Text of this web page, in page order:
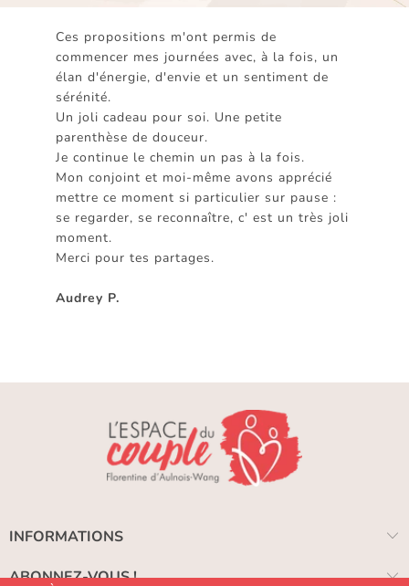
Ces propositions m'ont permis de
commencer mes journées avec, à la fois, un
élan d'énergie, d'envie et un sentiment de
sérénité.
Un joli cadeau pour soi. Une petite
parenthèse de douceur.
Je continue le chemin un pas à la fois.
Mon conjoint et moi-même avons apprécié
mettre ce moment si particulier sur pause :
se regarder, se reconnaître, c' est un très joli
moment.
Merci pour tes partages.
Audrey P.
INFORMATIONS
ABONNEZ-VOUS !